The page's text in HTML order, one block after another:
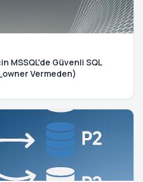
MSSQL'de Güvenli SQL
Vermeden)